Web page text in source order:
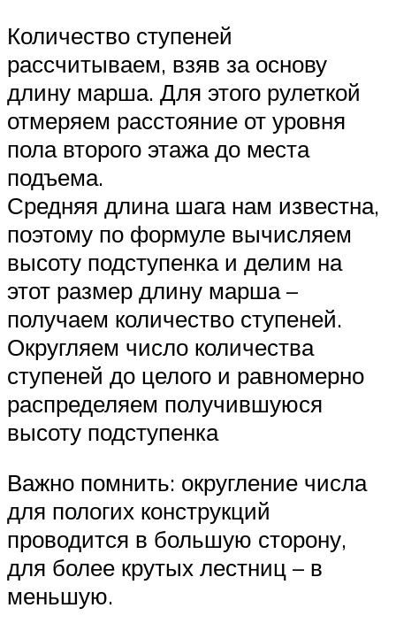
Количество ступеней
рассчитываем, взяв за основу
длину марша. Для этого рулеткой
отмеряем расстояние от уровня
пола второго этажа до места
подъема.
Средняя длина шага нам известна,
поэтому по формуле вычисляем
высоту подступенка и делим на
этот размер длину марша –
получаем количество ступеней.
Округляем число количества
ступеней до целого и равномерно
распределяем получившуюся
высоту подступенка
Важно помнить: округление числа
для пологих конструкций
проводится в большую сторону,
для более крутых лестниц – в
меньшую.